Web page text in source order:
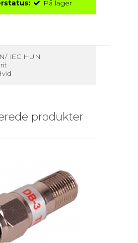
På lager
IEC HUN
produkter